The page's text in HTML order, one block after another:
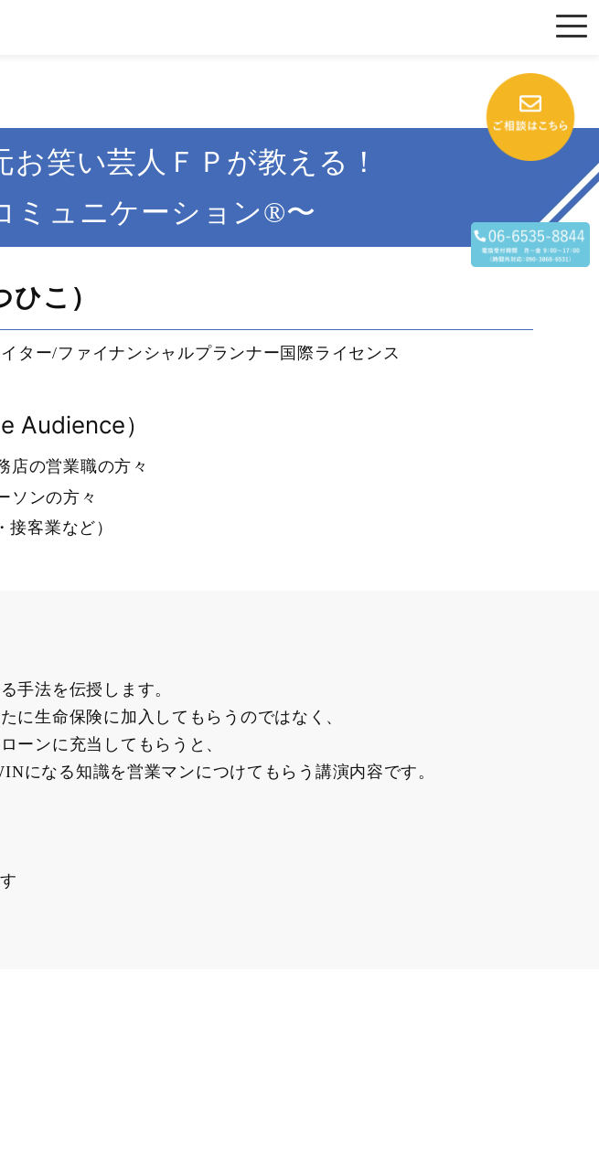
笑い芸人ＦＰが教える！
ミュニケーション®〜
こ）
ター/ファイナンシャルプランナー国際ライセンス
Audience）
店の営業職の方々
ソンの方々
客業など）
手法を伝授します。
に生命保険に加入してもらうのではなく、
ーンに充当してもらうと、
になる知識を営業マンにつけてもらう講演内容です。